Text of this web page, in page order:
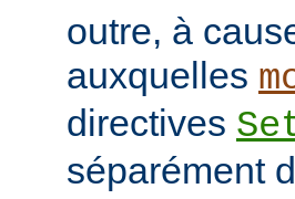
outre, à
auxquelles
directives
séparément